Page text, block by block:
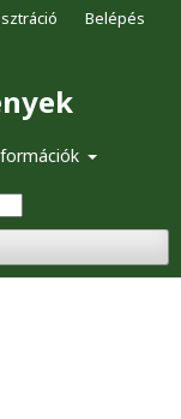
Belépés